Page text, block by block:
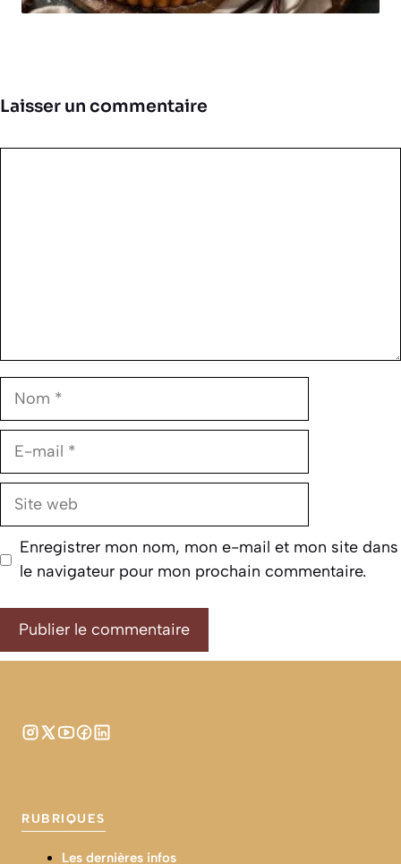
Laisser un commentaire
Nom
E-
Site
Enregistrer mon nom, mon e-mail et mon site dans
le navigateur pour mon prochain commentaire.
RUBRIQUES
Les dernières infos